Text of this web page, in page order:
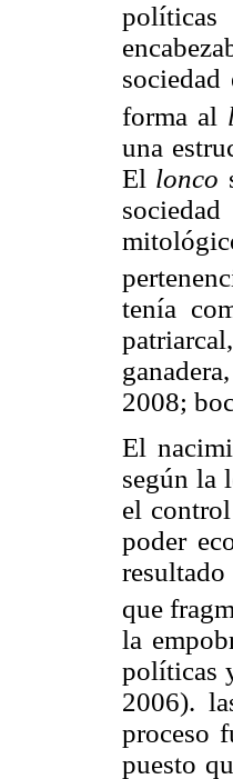
forma al
una
El lonco
tenía
2008;
El
según la
el
poder
que
la
políticas
2006).
proceso
puesto